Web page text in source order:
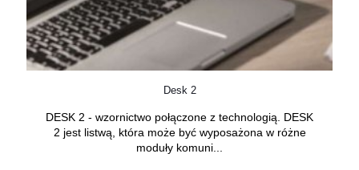
Desk 2
DESK 2 - wzornictwo połączone z technologią. DESK
2 jest listwą, która może być wyposażona w różne
moduły komuni...